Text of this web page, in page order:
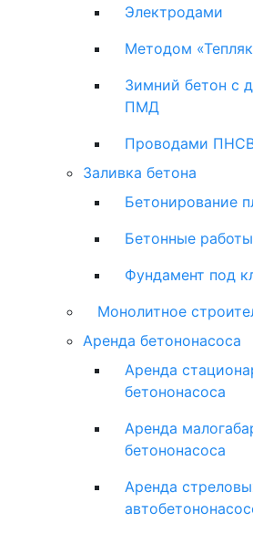
Электродами
Методом
Зимний бетон с
ПМД
Проводами
Заливка бетона
Бетонирование
Бетонные работы
Фундамент под
Монолитное
Аренда бетононасоса
Аренда
бетононасоса
Аренда
бетононасоса
Аренда